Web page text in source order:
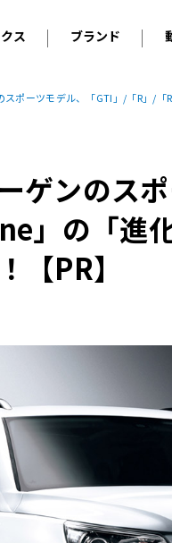
ス ブランド
輸入車 アウディ
プジョー
ランボ
BYD
国産車 レクサス
ホンダ
スポーツモデル、「GTI」/「R」/「
ゲンのス
」の「進
【PR】